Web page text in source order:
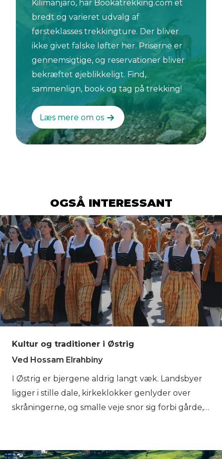
Kilimanjaro, har Bookatrekking.com et
bredt og varieret udvalg af
førsteklasses trekkingture. Der bliver
ikke givet falske løfter her. Priserne er
gennemsigtige, og reservationer bliver
bekræftet øjeblikkeligt. Find,
sammenlign, book og tag på trekking!
Læs mere om os
OGSÅ INTERESSANT
Kultur og traditioner i Østrig
Ved Hossam Elrahbiny
I Østrig er bjergene aldrig langt væk. Landsbyer
ligger i stille dale, kirkeklokker genlyder over
skråningerne, og smalle veje snor sig forbi gårde,
østrigske Alper er ikke kun landskab for rejsende.